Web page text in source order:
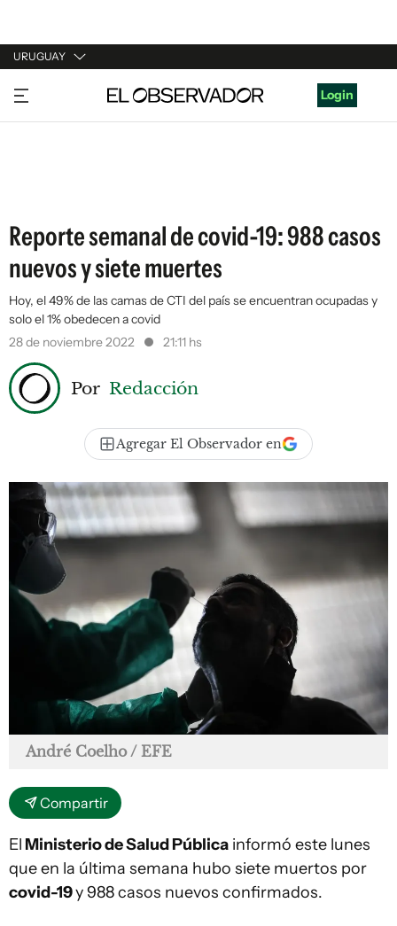
URUGUAY
URUGUAY
ARGENTINA
Login
Reporte semanal de covid-19: 988 casos
nuevos y siete muertes
Hoy, el 49% de las camas de CTI del país se encuentran ocupadas y
solo el 1% obedecen a covid
28 de noviembre 2022
21:11 hs
Por Redacción
Agregar El Observador en
André Coelho / EFE
Compartir
El Ministerio de Salud Pública informó este lunes
que en la última semana hubo siete muertos por
covid-19y 988 casos nuevos confirmados.